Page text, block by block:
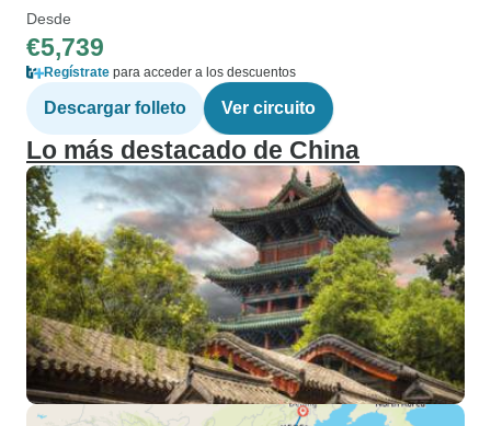
Desde
€5,739
Regístrate para acceder a los descuentos
Descargar folleto Ver circuito
Lo más destacado de China